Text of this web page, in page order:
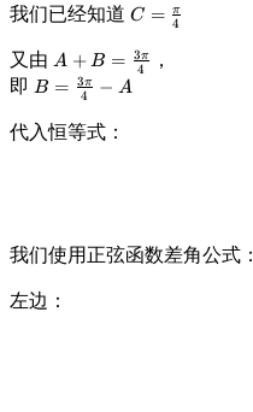
我们已经知道 C
\
fr
{
4
C = 4
π
又由 A
+
=
{
3
p
A + B = 4
3π
，
即 B
\
3
\
p
i}
B = 4
3π − A
代入恒等式：
我们使用正弦函数差角公式：
左边：